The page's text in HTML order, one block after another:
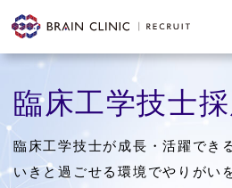
臨床工学技士採
臨床工学技士が成長・活躍でき
いきと過ごせる環境でやりがい